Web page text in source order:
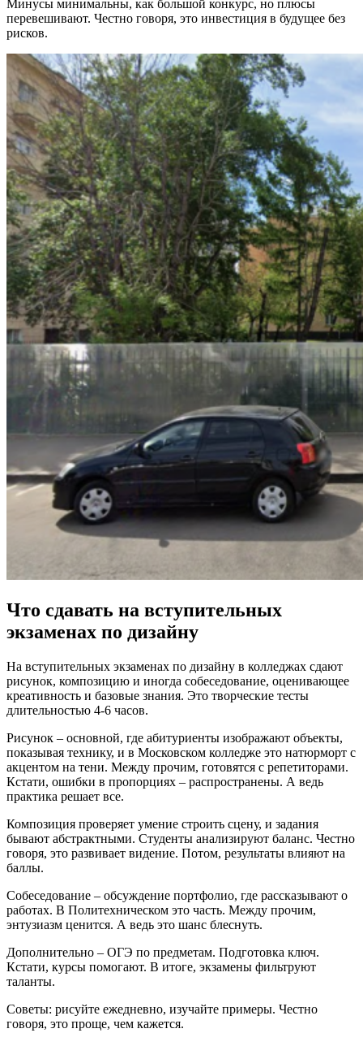
Минусы минимальны, как большой конкурс, но плюсы
перевешивают. Честно говоря, это инвестиция в будущее без
рисков.
Что сдавать на вступительных
экзаменах по дизайну
На вступительных экзаменах по дизайну в колледжах сдают
рисунок, композицию и иногда собеседование, оценивающее
креативность и базовые знания. Это творческие тесты
длительностью 4-6 часов.
Рисунок – основной, где абитуриенты изображают объекты,
показывая технику, и в Московском колледже это натюрморт с
акцентом на тени. Между прочим, готовятся с репетиторами.
Кстати, ошибки в пропорциях – распространены. А ведь
практика решает все.
Композиция проверяет умение строить сцену, и задания
бывают абстрактными. Студенты анализируют баланс. Честно
говоря, это развивает видение. Потом, результаты влияют на
баллы.
Собеседование – обсуждение портфолио, где рассказывают о
работах. В Политехническом это часть. Между прочим,
энтузиазм ценится. А ведь это шанс блеснуть.
Дополнительно – ОГЭ по предметам. Подготовка ключ.
Кстати, курсы помогают. В итоге, экзамены фильтруют
таланты.
Советы: рисуйте ежедневно, изучайте примеры. Честно
говоря, это проще, чем кажется.